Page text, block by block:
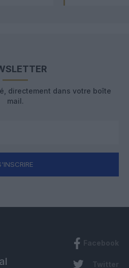
directement dans votre boîte
mail.